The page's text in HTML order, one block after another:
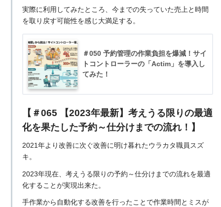
実際に利用してみたところ、今までの失っていた売上と時間
を取り戻す可能性を感じ大満足する。
＃050 予約管理の作業負担を爆減！サイ
トコントローラーの「Actim」を導入し
てみた！
【＃065 【2023年最新】考えうる限りの最適
化を果たした予約～仕分けまでの流れ！】
2021年より改善に次ぐ改善に明け暮れたウラカタ職員スズ
キ。
2023年現在、考えうる限りの予約～仕分けまでの流れを最適
化することが実現出来た。
手作業から自動化する改善を行ったことで作業時間とミスが